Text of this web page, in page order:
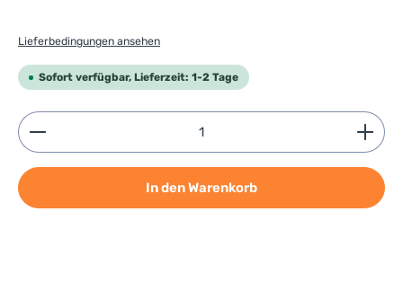
Lieferbedingungen ansehen
Sofort verfügbar, Lieferzeit: 1-2 Tage
Produkt Anzahl: Gib den gewünschten Wert ein
In den Warenkorb